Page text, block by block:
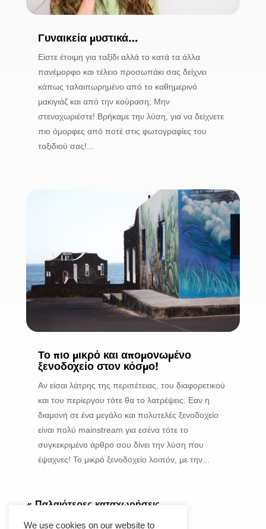
Γυναικεία μυστικά…
Είστε έτοιμη για ταξίδι αλλά το κατά τα άλλα
πανέμορφο και τέλειο προσωπάκι σας δείχνει
κάπως ταλαιπωρημένο από το καθημερινό
μακιγιάζ και από την κούραση; Μην
στεναχωριέστε! Βρήκαμε την λύση, για να δείχνετε
πιο όμορφες από ποτέ στις φωτογραφίες του
ταξιδιού σας!...
Το πιο μικρό και απομονωμένο
ξενοδοχείο στον κόσμο!
Αν είσαι λάτρης της περιπέτειας, του διαφορετικού
και του περίεργου τότε θα το λατρέψεις. Εαν η
διαμονή σε ένα μεγάλο και πολυτελές ξενοδοχείο
είναι πολύ mainstream για εσένα τότε το
συγκεκριμένο άρθρο σου δίνει την λύση που
έψαχνες! Το μικρό ξενοδοχείο λοιπόν, με την...
« Παλαιότερες καταχωρήσεις
We use cookies on our website to